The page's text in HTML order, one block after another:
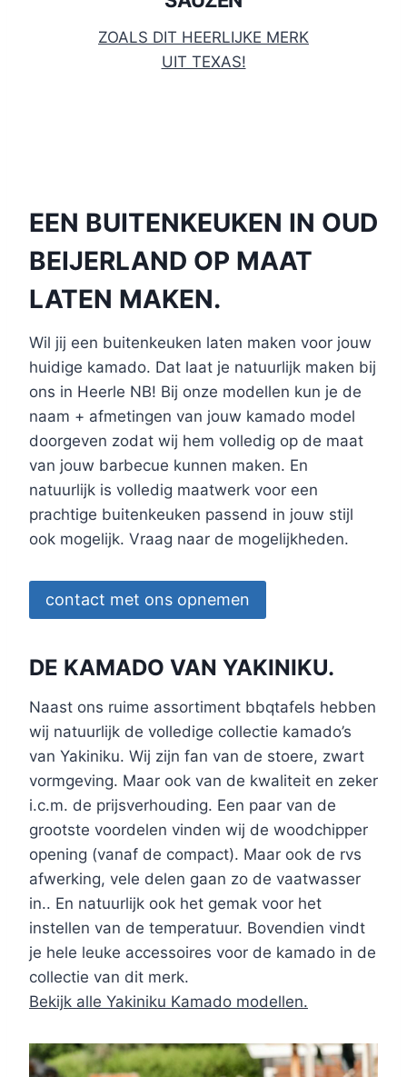
ZOALS DIT HEERLIJKE MERK
UIT TEXAS!
EEN BUITENKEUKEN IN OUD
BEIJERLAND OP MAAT
LATEN MAKEN.
Wil jij een buitenkeuken laten maken voor jouw
huidige kamado. Dat laat je natuurlijk maken bij
ons in Heerle NB! Bij onze modellen kun je de
naam + afmetingen van jouw kamado model
doorgeven zodat wij hem volledig op de maat
van jouw barbecue kunnen maken. En
natuurlijk is volledig maatwerk voor een
prachtige buitenkeuken passend in jouw stijl
ook mogelijk. Vraag naar de mogelijkheden.
contact met ons opnemen
DE KAMADO VAN YAKINIKU.
Naast ons ruime assortiment bbqtafels hebben
wij natuurlijk de volledige collectie kamado’s
van Yakiniku. Wij zijn fan van de stoere, zwart
vormgeving. Maar ook van de kwaliteit en zeker
i.c.m. de prijsverhouding. Een paar van de
grootste voordelen vinden wij de woodchipper
opening (vanaf de compact). Maar ook de rvs
afwerking, vele delen gaan zo de vaatwasser
in.. En natuurlijk ook het gemak voor het
instellen van de temperatuur. Bovendien vindt
je hele leuke accessoires voor de kamado in de
collectie van dit merk.
Bekijk alle Yakiniku Kamado modellen.